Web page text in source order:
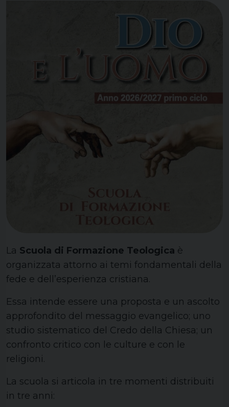
La Scuola di Formazione Teologica è
organizzata attorno ai temi fondamentali della
fede e dell’esperienza cristiana.
Essa intende essere una proposta e un ascolto
approfondito del messaggio evangelico; uno
studio sistematico del Credo della Chiesa; un
confronto critico con le culture e con le
religioni.
La scuola si articola in tre momenti distribuiti
in tre anni: